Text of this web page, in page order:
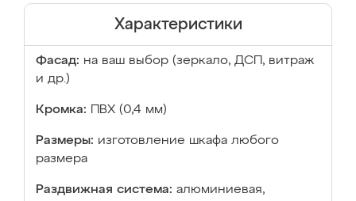
Характеристики
Фасад: на ваш выбор (зеркало, ДСП, витраж
и др.)
Кромка: ПВХ (0,4 мм)
Размеры: изготовление шкафа любого
размера
Раздвижная система: алюминиевая,